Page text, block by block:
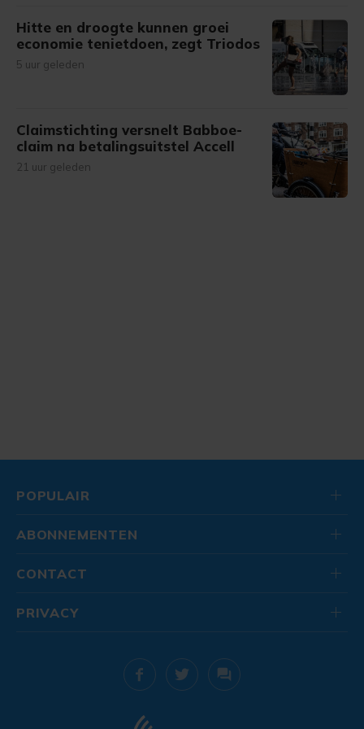
Hitte en droogte kunnen groei
economie tenietdoen, zegt Triodos
5 uur geleden
Claimstichting versnelt Babboe-
claim na betalingsuitstel Accell
21 uur geleden
POPULAIR
ABONNEMENTEN
CONTACT
PRIVACY